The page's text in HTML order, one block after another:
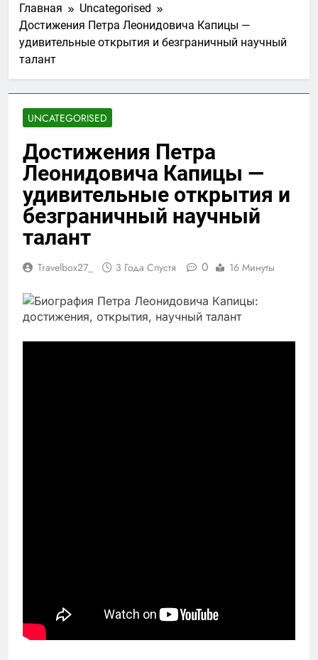
Главная
Uncategorised
Достижения Петра Леонидовича Капицы —
удивительные открытия и безграничный научный
талант
UNCATEGORISED
Достижения Петра
Леонидовича Капицы —
удивительные открытия и
безграничный научный
талант
Travelbox27_ 3 Года Спустя 0 16 Минуты